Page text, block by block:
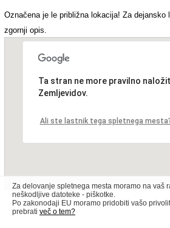
Označena je le približna lokacija! Za dejansko
zgornji opis.
Ta stran ne more pravilno
Zemljevidov.
Ali ste lastnik tega spletnega
Za delovanje spletnega mesta moramo na vaš
neškodljive datoteke - piškotke.
Po zakonodaji EU moramo pridobiti vašo
prebrati več o tem?